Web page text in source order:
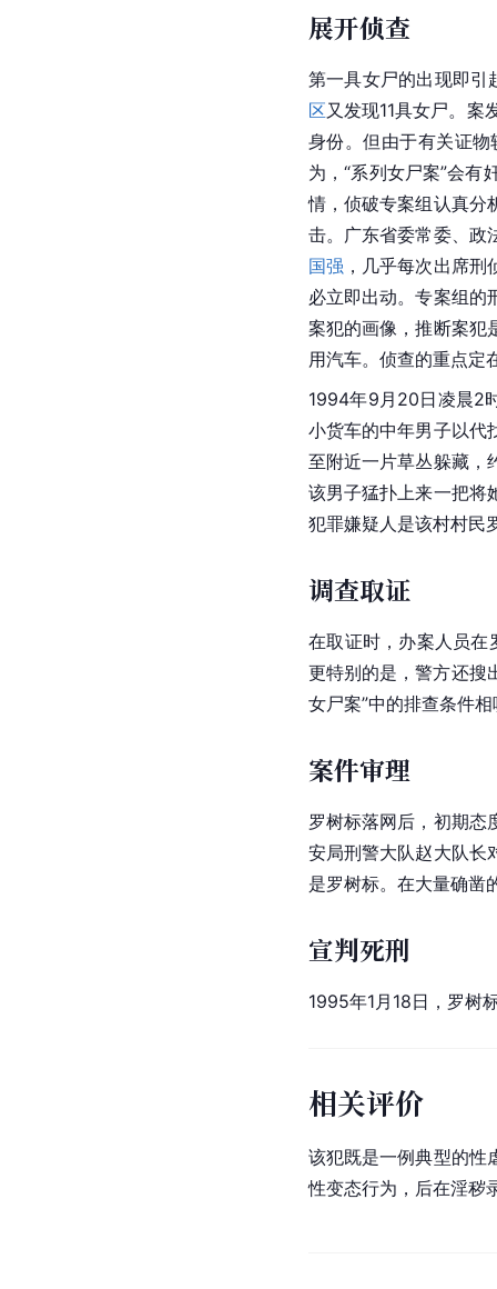
展开侦查
第一具女尸的出现即引
区又发现11具女尸。
身份。但由于有关证
为，“系列女尸案”会有
情，侦破专案组认真分
击。广东省委常委、政
国强 ，几乎每次出席
必立即出动。专案组的
案犯的画像，推断案犯
用汽车。侦查的重点定
1994年9月20日凌晨2
小货车的中年男子以代
至附近一片草丛躲藏，
该男子猛扑上来一把将
犯罪嫌疑人 是该村村民
调查取证
在取证时，办案人员在
更特别的是，警方还搜
女尸案”中的排查条件
案件审理
罗树标落网后，初期态
安局刑警大队赵大队长
是罗树标。在大量确凿
宣判死刑
1995年1月18日，罗树
相关评价
该犯既是一例典型的性
性变态行为，后在淫秽